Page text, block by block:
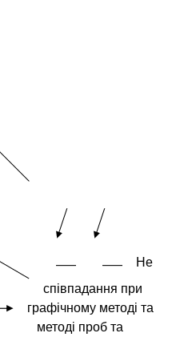
Не
співпадання при
графічному методі та
методі проб та